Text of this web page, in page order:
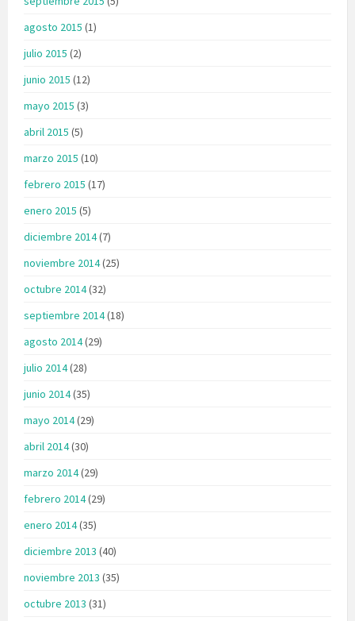
agosto 2015 (1)
julio 2015 (2)
junio 2015 (12)
mayo 2015 (3)
abril 2015 (5)
marzo 2015 (10)
febrero 2015 (17)
enero 2015 (5)
diciembre 2014(7)
noviembre 2014(25)
octubre 2014(32)
septiembre 2014(18)
agosto 2014(29)
julio 2014(28)
junio 2014(35)
mayo 2014(29)
abril 2014(30)
marzo 2014(29)
febrero 2014(29)
enero 2014(35)
diciembre 2013 (40)
noviembre 2013 (35)
octubre 2013 (31)